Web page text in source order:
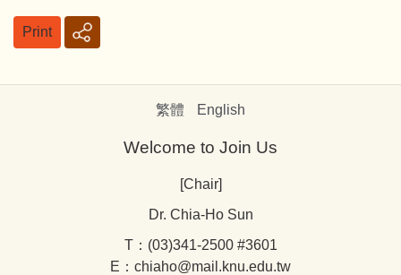
Print
繁體 English
Welcome to Join Us
[Chair]
Dr. Chia-Ho Sun
T：(03)341-2500 #3601
E：chiaho@mail.knu.edu.tw